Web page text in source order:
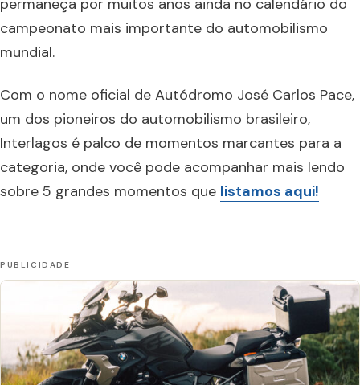
campeonato mais importante do automobilismo
mundial.
Com o nome oficial de Autódromo José Carlos Pace,
um dos pioneiros do automobilismo brasileiro,
Interlagos é palco de momentos marcantes para a
categoria, onde você pode acompanhar mais lendo
sobre 5 grandes momentos que listamos aqui!